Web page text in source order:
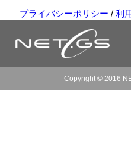
プライバシーポリシー / 利
Copyright © 2016